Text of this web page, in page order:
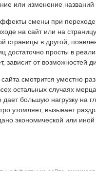
или изменение названий
смены при
на сайт или на
страницы в другой,
просты в
от возможностей
смотрится уместно
остальных случаях
большую нагрузку на
утомляет, вызывает
экономической или иной